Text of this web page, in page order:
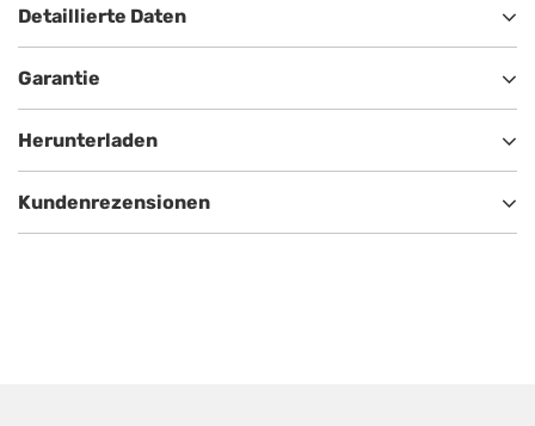
Detaillierte Daten
Garantie
Herunterladen
Kundenrezensionen